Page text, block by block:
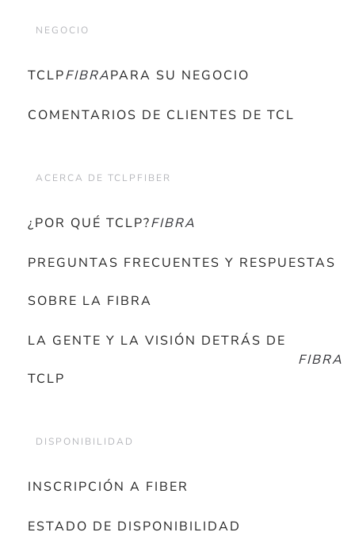
NEGOCIO
TCLPFIBRAPARA SU NEGOCIO
COMENTARIOS DE CLIENTES DE TCL
ACERCA DE TCLPFIBER
¿POR QUÉ TCLP?FIBRA
PREGUNTAS FRECUENTES Y RESPUESTAS
SOBRE LA FIBRA
LA GENTE Y LA VISIÓN DETRÁS DE
TCLP
FIBRA
DISPONIBILIDAD
INSCRIPCIÓN A FIBER
ESTADO DE DISPONIBILIDAD